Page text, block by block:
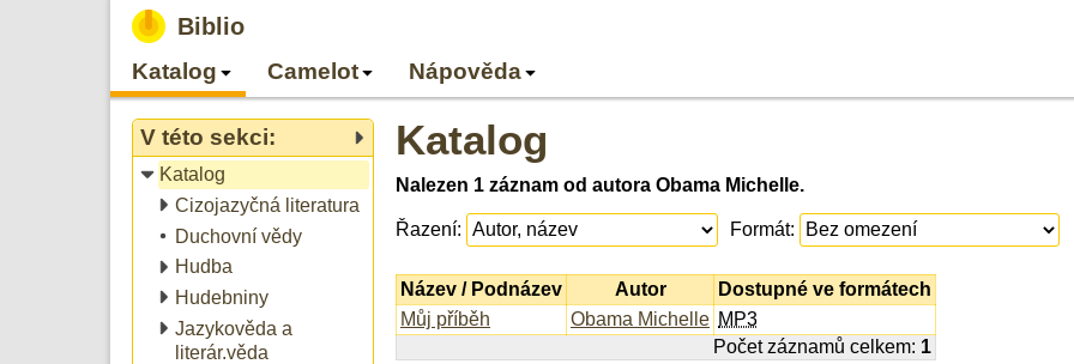
Biblio
Katalog Camelot Nápověda
V této sekci:
Katalog
Cizojazyčná literatura
Duchovní vědy
Hudba
Hudebniny
Jazykověda a
literár.věda
Katalog
Nalezen 1 záznam od autora Obama Michelle.
Řazení: Formát:
Název / Podnázev Autor
Dostupné ve formátech
Můj příběh
Obama Michelle MP3
Počet záznamů celkem: 1